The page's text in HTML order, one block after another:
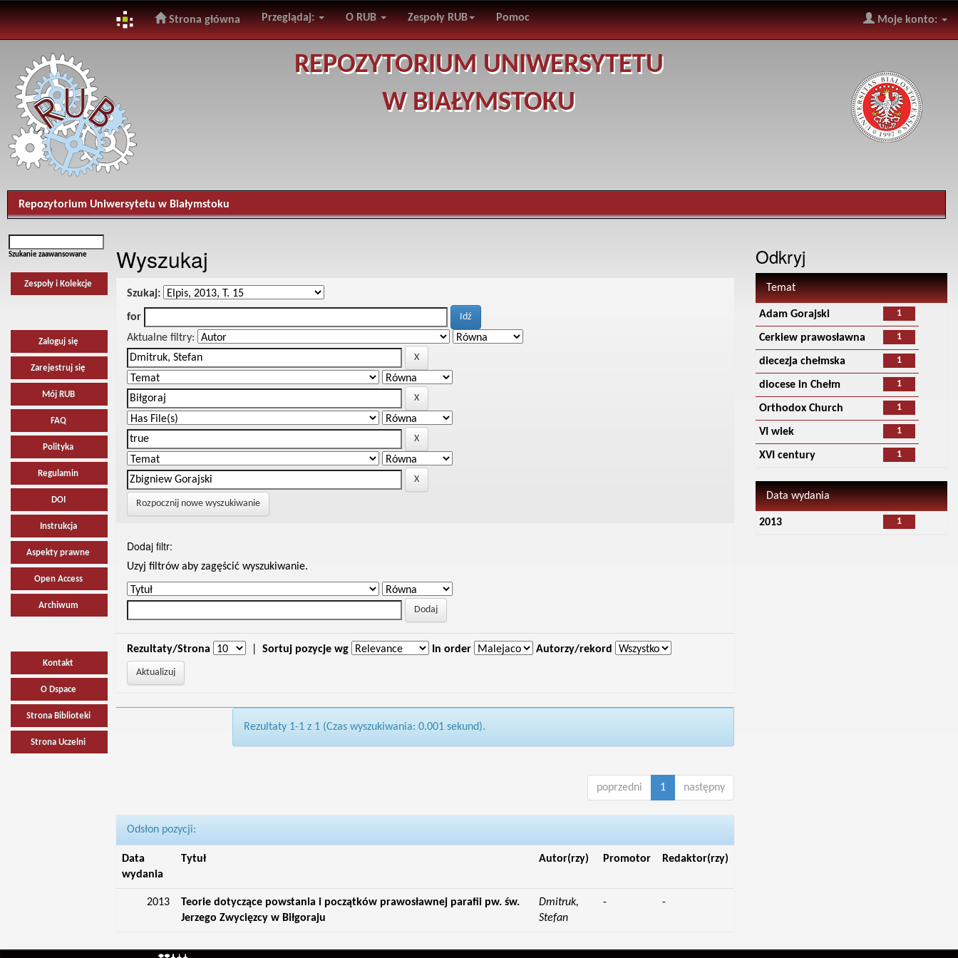
navigation
Strona główna Przeglądaj: O RUB Zespoły RUB Pomoc Moje konto:
REPOZYTORIUM UNIWERSYTETU
W BIAŁYMSTOKU
Repozytorium Uniwersytetu w Białymstoku
Szukanie zaawansowane
Zespoły i Kolekcje
Zaloguj się
Zarejestruj się
Mój RUB
FAQ
Polityka
Regulamin
DOI
Instrukcja
Aspekty prawne
Open Access
Archiwum
Kontakt
O Dspace
Strona Biblioteki
Strona Uczelni
Wyszukaj
Szukaj:
for
Aktualne filtry:
Rozpocznij nowe wyszukiwanie
Dodaj filtr:
Uzyj filtrów aby zagęścić wyszukiwanie.
Rezultaty/Strona Sortuj pozycje wg In order Autorzy/rekord
Rezultaty 1-1 z 1 (Czas wyszukiwania: 0.001 sekund).
poprzedni 1 następny
Odsłon pozycji:
Data
wydania
Tytuł Autor(rzy) Promotor Redaktor(rzy)
2013
Teorie dotyczące powstania i początków prawosławnej parafii pw. św.
Jerzego Zwycięzcy w Biłgoraju
Dmitruk,
Stefan
- -
Odkryj
Temat
1
Adam Gorajski
1
Cerkiew prawosławna
1
diecezja chełmska
1
diocese in Chełm
1
Orthodox Church
1
VI wiek
1
XVI century
Data wydania
1
2013